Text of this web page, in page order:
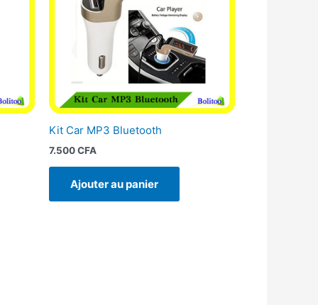
Kit Car MP3 Bluetooth
7.500CFA
Ajouter au panier